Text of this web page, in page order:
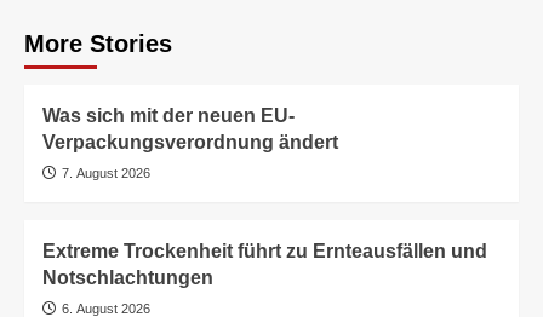
More Stories
Was sich mit der neuen EU-
Verpackungsverordnung ändert
7. August 2026
Extreme Trockenheit führt zu Ernteausfällen und
Notschlachtungen
6. August 2026